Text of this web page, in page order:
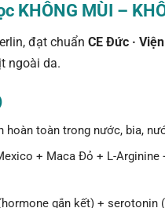
KHÔNG MÙI –
đạt chuẩn CE Đức ·
ngoài da.
toàn trong nước, bia,
+ Maca Đỏ + L-
gắn kết) + serotonin